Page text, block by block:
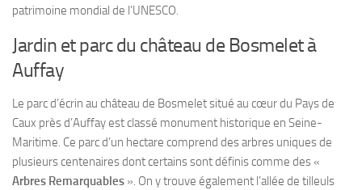
patrimoine mondial de l’UNESCO.
Jardin et parc du château de Bosmelet à
Auffay
Le parc d’écrin au château de Bosmelet situé au cœur du Pays de
Caux près d’Auffay est classé monument historique en Seine-
Maritime. Ce parc d’un hectare comprend des arbres uniques de
plusieurs centenaires dont certains sont définis comme des «
Arbres Remarquables ». On y trouve également l’allée de tilleuls